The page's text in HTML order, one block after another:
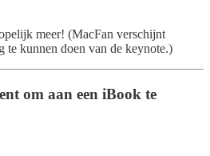
meer! (MacFan verschijnt
te kunnen doen van de keynote.)
om aan een iBook te